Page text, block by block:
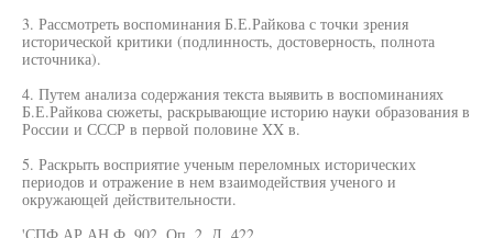
3. Рассмотреть воспоминания Б.Е.Райкова с точки зрения
исторической критики (подлинность, достоверность, полнота
источника).
4. Путем анализа содержания текста выявить в воспоминаниях
Б.Е.Райкова сюжеты, раскрывающие историю науки образования в
России и СССР в первой половине XX в.
5. Раскрыть восприятие ученым переломных исторических
периодов и отражение в нем взаимодействия ученого и
окружающей действительности.